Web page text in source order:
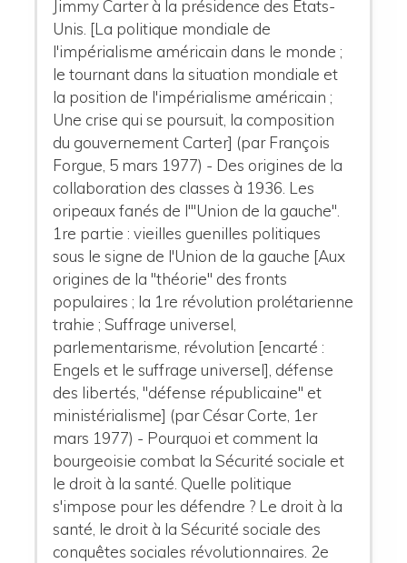
Jimmy Carter à la présidence des Etats-
Unis. [La politique mondiale de
l'impérialisme américain dans le monde ;
le tournant dans la situation mondiale et
la position de l'impérialisme américain ;
Une crise qui se poursuit, la composition
du gouvernement Carter] (par François
Forgue, 5 mars 1977) - Des origines de la
collaboration des classes à 1936. Les
oripeaux fanés de l'"Union de la gauche".
1re partie : vieilles guenilles politiques
sous le signe de l'Union de la gauche [Aux
origines de la "théorie" des fronts
populaires ; la 1re révolution prolétarienne
trahie ; Suffrage universel,
parlementarisme, révolution [encarté :
Engels et le suffrage universel], défense
des libertés, "défense républicaine" et
ministérialisme] (par César Corte, 1er
mars 1977) - Pourquoi et comment la
bourgeoisie combat la Sécurité sociale et
le droit à la santé. Quelle politique
s'impose pour les défendre ? Le droit à la
santé, le droit à la Sécurité sociale des
conquêtes sociales révolutionnaires. 2e